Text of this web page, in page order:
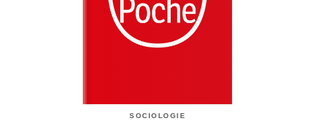
SOCIOLOGIE